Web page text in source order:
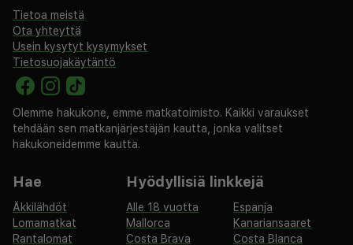
korkeintaan 10 yöstä. Tätä veroa ei peritä alle 18
vuotta vanhoilta lapsilta.
Tässä on mainittu kaikki majoituspaikan meille
ilmoittamat maksut.
Maksu mannermaisesta aamiaisesta: noin 18 EUR
aikuisille ja 18 EUR lapsille
Pysäköintimaksu läheisellä pysäköintipaikalla: 10 EUR
Lemmikit: 15 EUR per lemmikki per yö
Avustajaeläimistä ei veloiteta lisämaksuja
Aikainen sisäänkirjautuminen on saatavilla lisämaksusta
(saatavuuden mukaan)
Tietoa meistä
Ota yhteyttä
Usein kysytyt kysymykset
Tietosuojakäytäntö
Olemme hakukone, emme matkatoimisto. Kaikki varaukset
tehdään sen matkanjärjestäjän kautta, jonka valitset
hakukoneidemme kautta.
Hae
Äkkilähdöt
Lomamatkat
Rantalomat
Hyödyllisiä linkkejä
Alle 18 vuotta
Espanja
Mallorca
Kanariansaaret
Costa Brava
Costa Blanca